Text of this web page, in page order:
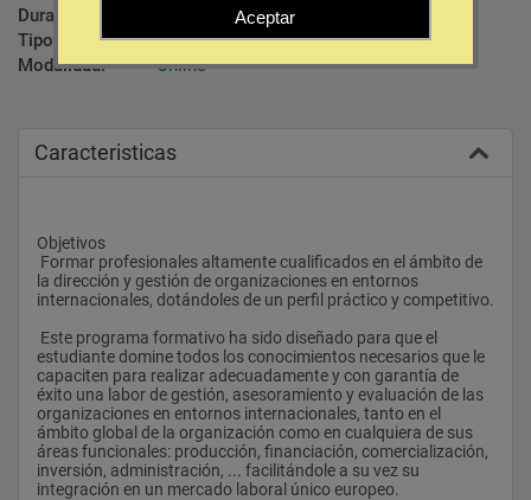
Duración:
Tipo:
Maestrías
Modalidad:
Online
Caracteristicas
Objetivos
la dirección y gestión de organizaciones en entornos
internacionales, dotándoles de un perfil práctico y competitivo.
estudiante domine todos los conocimientos necesarios que le
capaciten para realizar adecuadamente y con garantía de
éxito una labor de gestión, asesoramiento y evaluación de las
organizaciones en entornos internacionales, tanto en el
ámbito global de la organización como en cualquiera de sus
áreas funcionales: producción, financiación, comercialización,
inversión, administración, ... facilitándole a su vez su
integración en un mercado laboral único europeo.
Aceptar